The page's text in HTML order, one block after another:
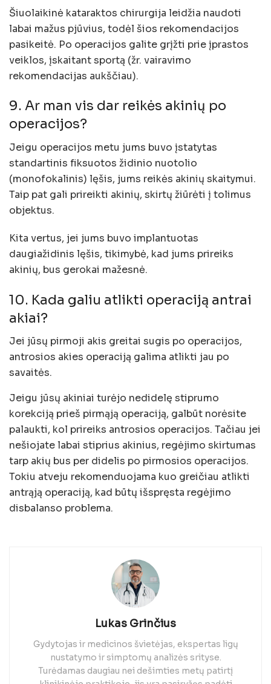
Šiuolaikinė kataraktos chirurgija leidžia naudoti
labai mažus pjūvius, todėl šios rekomendacijos
pasikeitė. Po operacijos galite grįžti prie įprastos
veiklos, įskaitant sportą (žr. vairavimo
rekomendacijas aukščiau).
9. Ar man vis dar reikės akinių po
operacijos?
Jeigu operacijos metu jums buvo įstatytas
standartinis fiksuotos židinio nuotolio
(monofokalinis) lęšis, jums reikės akinių skaitymui.
Taip pat gali prireikti akinių, skirtų žiūrėti į tolimus
objektus.
Kita vertus, jei jums buvo implantuotas
daugiažidinis lęšis, tikimybė, kad jums prireiks
akinių, bus gerokai mažesnė.
10. Kada galiu atlikti operaciją antrai
akiai?
Jei jūsų pirmoji akis greitai sugis po operacijos,
antrosios akies operaciją galima atlikti jau po
savaitės.
Jeigu jūsų akiniai turėjo nedidelę stiprumo
korekciją prieš pirmąją operaciją, galbūt norėsite
palaukti, kol prireiks antrosios operacijos. Tačiau jei
nešiojate labai stiprius akinius, regėjimo skirtumas
tarp akių bus per didelis po pirmosios operacijos.
Tokiu atveju rekomenduojama kuo greičiau atlikti
antrąją operaciją, kad būtų išspręsta regėjimo
disbalanso problema.
Lukas Grinčius
Gydytojas ir medicinos švietėjas, ekspertas ligų
nustatymo ir simptomų analizės srityse.
Turėdamas daugiau nei dešimties metų patirtį